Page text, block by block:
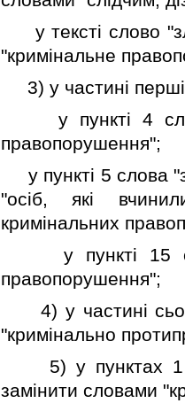
у текстi слово
"кримiнальне
3) у частинi
у пунктi 4 слово
правопорушення";
у пунктi 5 слова
"осiб, якi
кримiнальних
у пунктi 15
правопорушення";
4) у частинi
"кримiнально
5) у пунктах 1
замiнити словами